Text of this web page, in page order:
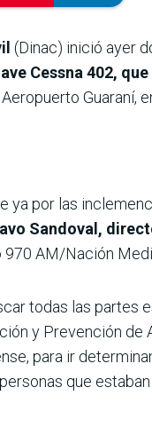
(Dinac) inició ayer
Cessna 402,
Guaraní,
ya por las
Sandoval,
970 AM/Nación
todas las
y Prevención
para ir
que